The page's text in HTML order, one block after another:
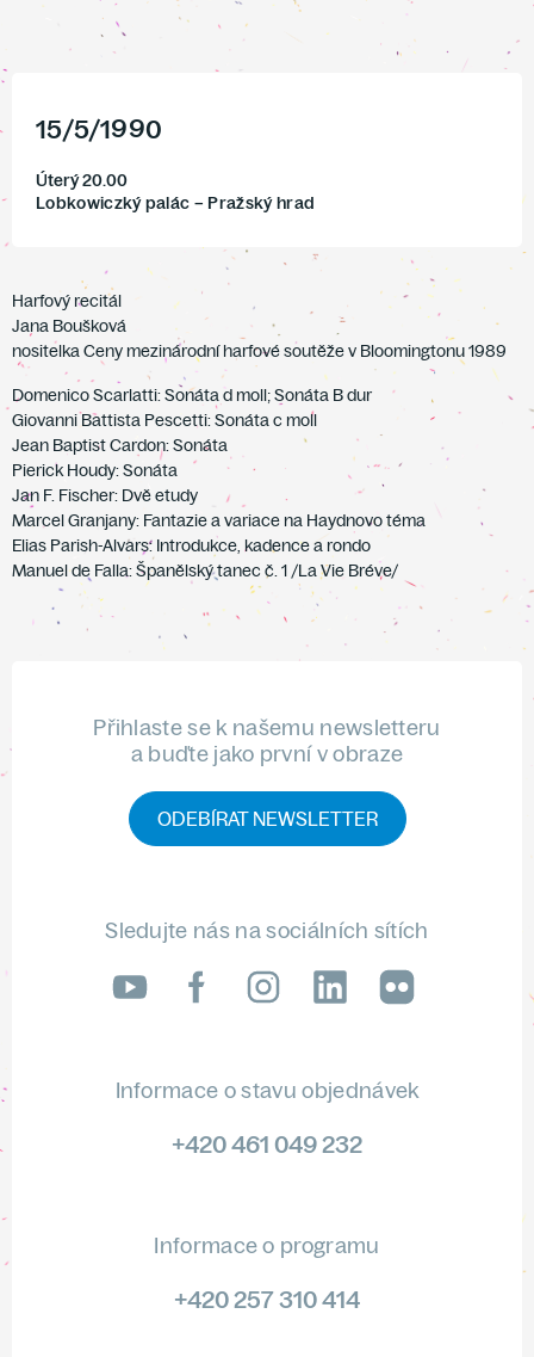
15/5/1990
Úterý 20.00
Lobkowiczký palác – Pražský hrad
Harfový recitál
Jana Boušková
nositelka Ceny mezinárodní harfové soutěže v Bloomingtonu 1989
Domenico Scarlatti: Sonáta d moll; Sonáta B dur
Giovanni Battista Pescetti: Sonáta c moll
Jean Baptist Cardon: Sonáta
Pierick Houdy: Sonáta
Jan F. Fischer: Dvě etudy
Marcel Granjany: Fantazie a variace na Haydnovo téma
Elias Parish-Alvars: Introdukce, kadence a rondo
Manuel de Falla: Španělský tanec č. 1 /La Vie Bréve/
Přihlaste se k našemu newsletteru
a buďte jako první v obraze
ODEBÍRAT NEWSLETTER
Sledujte nás na sociálních sítích
LinkedIn
flickr
Informace o stavu objednávek
+420 461 049 232
Informace o programu
+420 257 310 414